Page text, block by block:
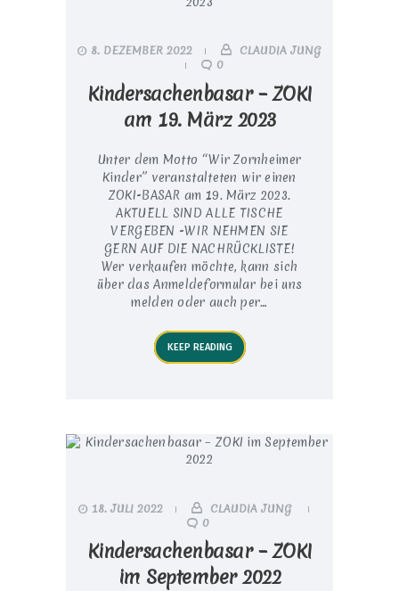
8. DEZEMBER 2022
CLAUDIA JUNG
0
Kindersachenbasar – ZOKI
am 19. März 2023
Unter dem Motto “Wir Zornheimer
Kinder” veranstalteten wir einen
ZOKI-BASAR am 19. März 2023.
AKTUELL SIND ALLE TISCHE
VERGEBEN -WIR NEHMEN SIE
GERN AUF DIE NACHRÜCKLISTE!
Wer verkaufen möchte, kann sich
über das Anmeldeformular bei uns
melden oder auch per…
KEEP READING
18. JULI 2022
CLAUDIA JUNG
0
Kindersachenbasar – ZOKI
im September 2022